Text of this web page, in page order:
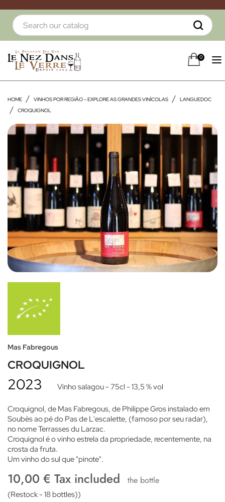
0
HOME VINHOS POR REGIÃO – EXPLORE AS GRANDES VINÍCOLAS
LANGUEDOC
CROQUIGNOL
Mas Fabregous
CROQUIGNOL
2023 Vinho salagou- 75cl - 13,5 % vol
Croquignol, de Mas Fabregous, de Philippe Gros instalado em
Soubès ao pé do Pas de L'escalette, (famoso por seu radar),
no nome Terrasses du Larzac.
Croquignol é o vinho estrela da propriedade, recentemente, na
crosta da fruta.
Um vinho do sul que "pinote".
10,00 € Tax included the bottle
(Restock - 18 bottles))